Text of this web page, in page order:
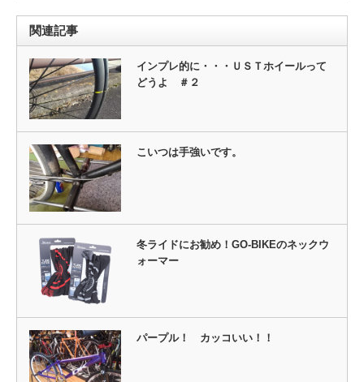
関連記事
インプレ的に・・・ＵＳＴホイールって
どうよ ＃２
こいつは手強いです。
冬ライドにお勧め！GO-BIKEのネックウ
ォーマー
パープル！ カッコいい！！